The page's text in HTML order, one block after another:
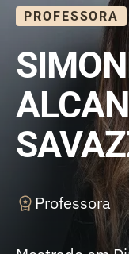
PROFESSORA
Professora